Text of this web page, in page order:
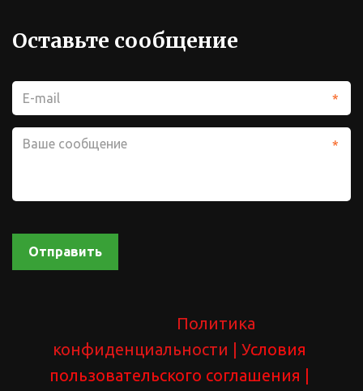
Оставьте сообщение
*
*
Отправить
Политика
конфиденциальности
| Условия
пользовательского соглашения